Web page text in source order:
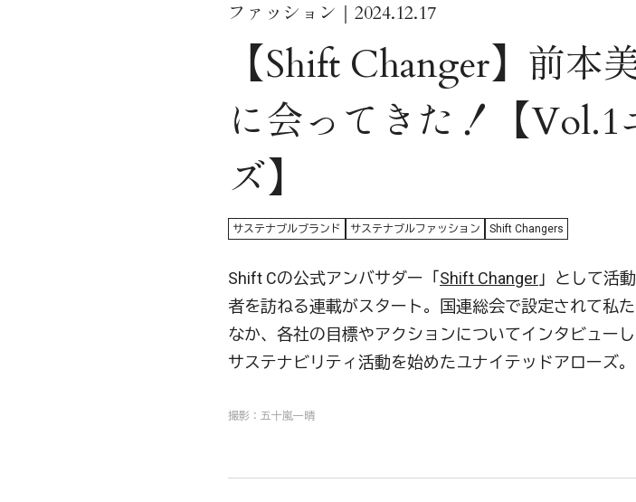
ファッション｜2024.12.17
【Shift Changer】前
に会ってきた！【
ズ】
サステナブルブランド サステナブルファッション Shift Changers
Shift Cの公式アンバサダー「 Shift Changer 」として活
者を訪ねる連載がスタート。国連総会で設定されて私
なか、各社の目標やアクションについてインタビュー
サステナビリティ活動を始めたユナイテッドアローズ。
撮影：五十嵐一晴